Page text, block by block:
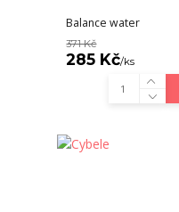
Balance water
371 Kč
285 Kč/ks